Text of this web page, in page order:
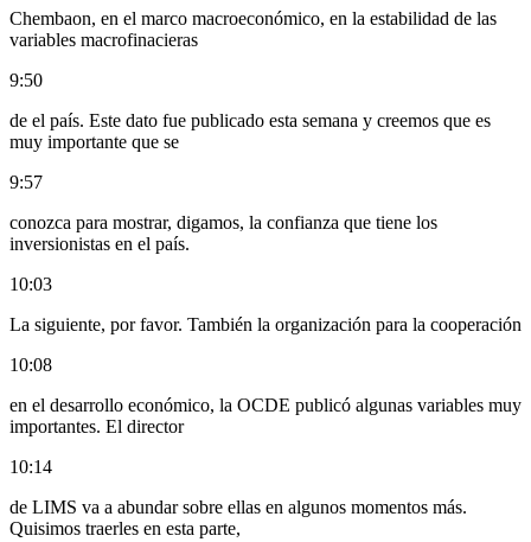
Chembaon, en el marco macroeconómico, en la estabilidad de las
variables macrofinacieras
9:50
de el país. Este dato fue publicado esta semana y creemos que es
muy importante que se
9:57
conozca para mostrar, digamos, la confianza que tiene los
inversionistas en el país.
10:03
La siguiente, por favor. También la organización para la cooperación
10:08
en el desarrollo económico, la OCDE publicó algunas variables muy
importantes. El director
10:14
de LIMS va a abundar sobre ellas en algunos momentos más.
Quisimos traerles en esta parte,